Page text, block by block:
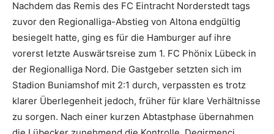
Nachdem das Remis des FC Eintracht Norderstedt tags
zuvor den Regionalliga-Abstieg von Altona endgültig
besiegelt hatte, ging es für die Hamburger auf ihre
vorerst letzte Auswärtsreise zum 1. FC Phönix Lübeck in
der Regionalliga Nord. Die Gastgeber setzten sich im
Stadion Buniamshof mit 2:1 durch, verpassten es trotz
klarer Überlegenheit jedoch, früher für klare Verhältnisse
zu sorgen. Nach einer kurzen Abtastphase übernahmen